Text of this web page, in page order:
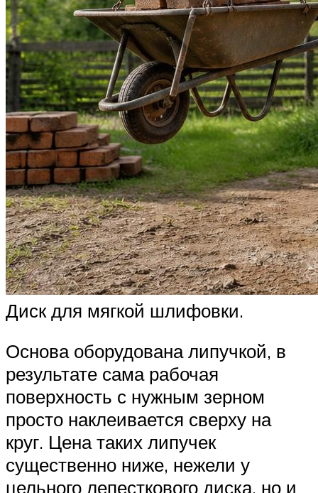
Диск для мягкой шлифовки.
Основа оборудована липучкой, в
результате сама рабочая
поверхность с нужным зерном
просто наклеивается сверху на
круг. Цена таких липучек
существенно ниже, нежели у
цельного лепесткового диска, но и